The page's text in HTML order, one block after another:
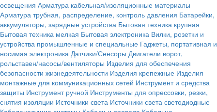
освещения Арматура кабельная/изоляционные материалы
Арматура трубная, распределение, контроль давления Батарейки,
аккумуляторы, зарядные устройства Бытовая техника крупная
Бытовая техника мелкая Бытовая электроника Вилки, розетки и
устройства промышленные и специальные Гаджеты, портативная и
носимая электроника Датчики/Сенсоры Двигатели ворот,
рольставен/насосы/вентиляторы Изделия для обеспечения
безопасности жизнедеятельности Изделия крепежные Изделия
монтажные для коммуникационных сетей Инструмент и средства
защиты Инструмент ручной Инструменты для опрессовки, резки,
снятия изоляции Источники света Источники света светодиодные